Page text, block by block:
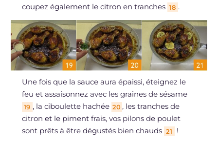
coupez également le citron en tranches 18 .
Une fois que la sauce aura épaissi, éteignez le
feu et assaisonnez avec les graines de sésame
19 , la ciboulette hachée 20 , les tranches de
citron et le piment frais, vos pilons de poulet
sont prêts à être dégustés bien chauds 21 !